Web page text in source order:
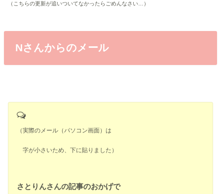
（こちらの更新が追いついてなかったらごめんなさい…）
Nさんからのメール
（実際のメール（パソコン画面）は
字が小さいため、下に貼りました）
さとりんさんの記事のおかげで